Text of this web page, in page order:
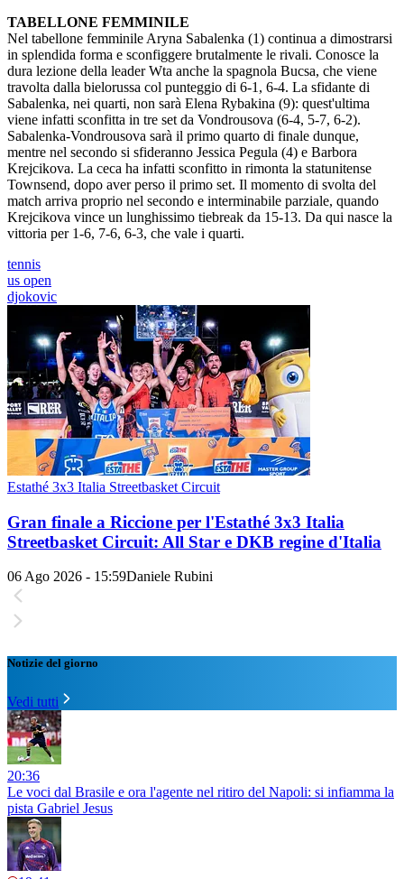
TABELLONE FEMMINILE
Nel tabellone femminile Aryna Sabalenka (1) continua a dimostrarsi
in splendida forma e sconfiggere brutalmente le rivali. Conosce la
dura lezione della leader Wta anche la spagnola Bucsa, che viene
travolta dalla bielorussa col punteggio di 6-1, 6-4. La sfidante di
Sabalenka, nei quarti, non sarà Elena Rybakina (9): quest'ultima
viene infatti sconfitta in tre set da Vondrousova (6-4, 5-7, 6-2).
Sabalenka-Vondrousova sarà il primo quarto di finale dunque,
mentre nel secondo si sfideranno Jessica Pegula (4) e Barbora
Krejcikova. La ceca ha infatti sconfitto in rimonta la statunitense
Townsend, dopo aver perso il primo set. Il momento di svolta del
match arriva proprio nel secondo e interminabile parziale, quando
Krejcikova vince un lunghissimo tiebreak da 15-13. Da qui nasce la
vittoria per 1-6, 7-6, 6-3, che vale i quarti.
tennis
us open
djokovic
Estathé 3x3 Italia Streetbasket Circuit
Gran finale a Riccione per l'Estathé 3x3 Italia
Streetbasket Circuit: All Star e DKB regine d'Italia
06 Ago 2026 - 15:59Daniele Rubini
Notizie del giorno
Vedi tutti
20:36
Le voci dal Brasile e ora l'agente nel ritiro del Napoli: si infiamma la
pista Gabriel Jesus